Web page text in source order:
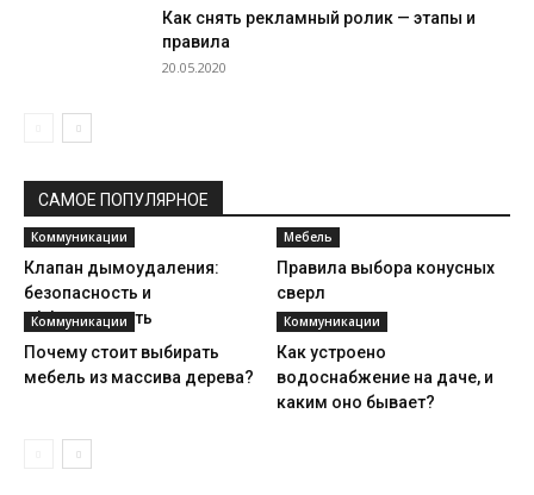
Как снять рекламный ролик — этапы и
правила
20.05.2020
САМОЕ ПОПУЛЯРНОЕ
Коммуникации
Клапан дымоудаления:
безопасность и
эффективность
Мебель
Правила выбора конусных
сверл
Коммуникации
Почему стоит выбирать
мебель из массива дерева?
Коммуникации
Как устроено
водоснабжение на даче, и
каким оно бывает?